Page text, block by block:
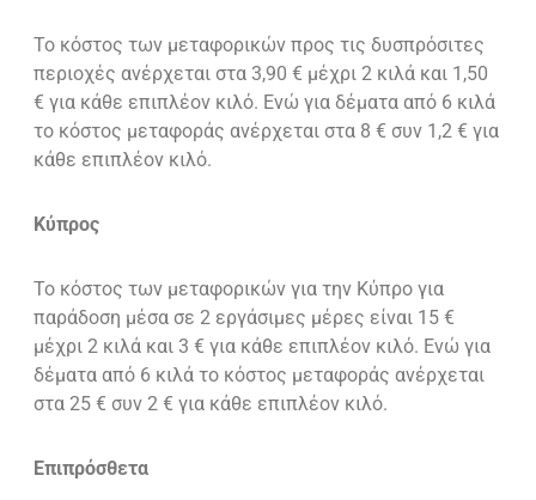
Το κόστος των μεταφορικών προς τις δυσπρόσιτες
περιοχές ανέρχεται στα 3,90 € μέχρι 2 κιλά και 1,50
€ για κάθε επιπλέον κιλό. Ενώ για δέματα από 6 κιλά
το κόστος μεταφοράς ανέρχεται στα 8 € συν 1,2 € για
κάθε επιπλέον κιλό.
Κύπρος
Το κόστος των μεταφορικών για την Κύπρο για
παράδοση μέσα σε 2 εργάσιμες μέρες είναι 15 €
μέχρι 2 κιλά και 3 € για κάθε επιπλέον κιλό. Ενώ για
δέματα από 6 κιλά το κόστος μεταφοράς ανέρχεται
στα 25 € συν 2 € για κάθε επιπλέον κιλό.
Επιπρόσθετα